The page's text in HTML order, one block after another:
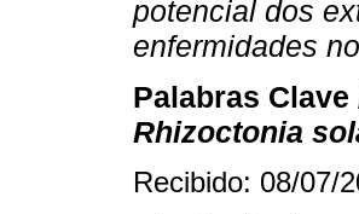
potencial dos
enfermidades
Palabras Clave
Rhizoctonia
Recibido: 08/07/